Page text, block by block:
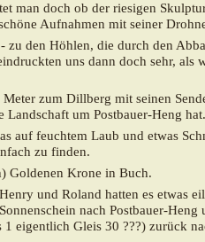
man doch ob der riesigen
Aufnahmen mit seiner
den Höhlen, die durch den
uns dann doch sehr, als
zum Dillberg mit seinen
um Postbauer-Heng hat.
auf feuchtem Laub und etwas
zu finden.
Goldenen Krone in Buch.
und Roland hatten es etwas
nach Postbauer-
eigentlich Gleis 30 ???) zurück